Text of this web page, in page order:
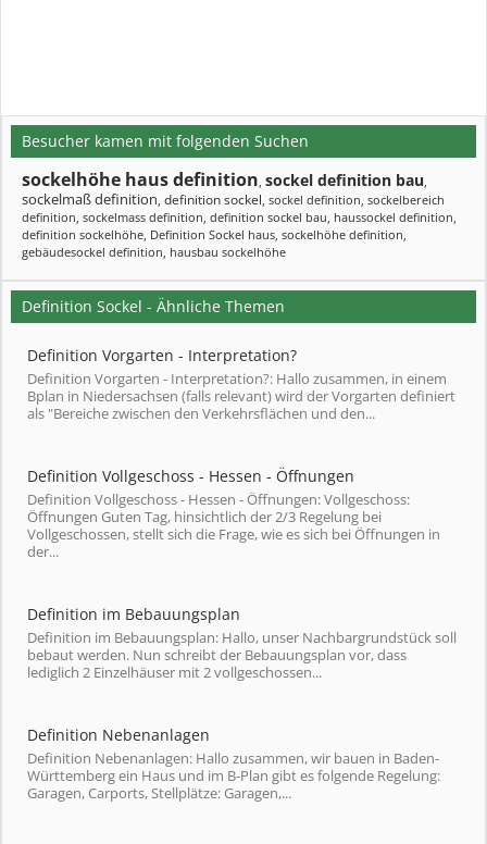
Besucher kamen mit folgenden Suchen
sockelhöhe haus definition, sockel definition bau,
sockelmaß definition, definition sockel, sockel definition, sockelbereich
definition, sockelmass definition, definition sockel bau, haussockel definition,
definition sockelhöhe, Definition Sockel haus, sockelhöhe definition,
gebäudesockel definition, hausbau sockelhöhe
Definition Sockel - Ähnliche Themen
Definition Vorgarten - Interpretation?
Definition Vorgarten - Interpretation?: Hallo zusammen, in einem
Bplan in Niedersachsen (falls relevant) wird der Vorgarten definiert
als "Bereiche zwischen den Verkehrsflächen und den...
Definition Vollgeschoss - Hessen - Öffnungen
Definition Vollgeschoss - Hessen - Öffnungen: Vollgeschoss:
Öffnungen Guten Tag, hinsichtlich der 2/3 Regelung bei
Vollgeschossen, stellt sich die Frage, wie es sich bei Öffnungen in
der...
Definition im Bebauungsplan
Definition im Bebauungsplan: Hallo, unser Nachbargrundstück soll
bebaut werden. Nun schreibt der Bebauungsplan vor, dass
lediglich 2 Einzelhäuser mit 2 vollgeschossen...
Definition Nebenanlagen
Definition Nebenanlagen: Hallo zusammen, wir bauen in Baden-
Württemberg ein Haus und im B-Plan gibt es folgende Regelung:
Garagen, Carports, Stellplätze: Garagen,...